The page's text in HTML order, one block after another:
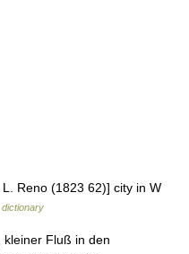
Reno (1823 62)] city in W
dictionary
Fluß in den